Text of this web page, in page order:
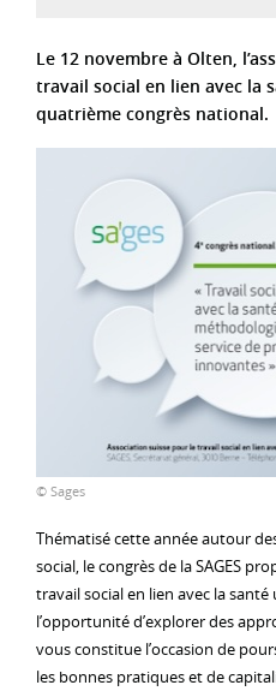
Le 12 novembre à Olten,
travail social en lien avec la
quatrième congrès national.
© Sages
Thématisé cette année autour
social, le congrès de la SAGES
travail social en lien avec la santé
l’opportunité d’explorer des
vous constitue l’occasion de
les bonnes pratiques et de